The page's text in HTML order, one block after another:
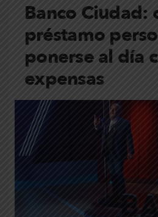
Banco Ciudad:
préstamo
ponerse al día
expensas